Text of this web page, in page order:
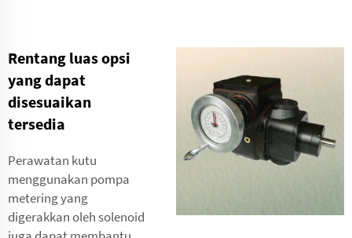
Rentang luas opsi
yang dapat
disesuaikan
tersedia
Perawatan kutu
menggunakan pompa
metering yang
digerakkan oleh solenoid